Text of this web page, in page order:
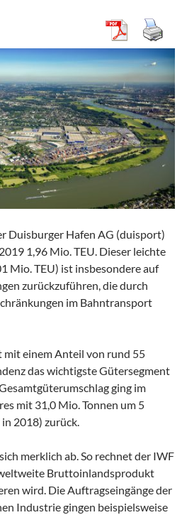
Duisburger Hafen AG (duisport)
1,96 Mio. TEU. Dieser leichte
Mio. TEU) ist insbesondere auf
zurückzuführen, die durch
im Bahntransport
mit einem Anteil von rund 55
das wichtigste Gütersegment
ging im
mit 31,0 Mio. Tonnen um 5
2018) zurück.
merklich ab. So rechnet der IWF
Bruttoinlandsprodukt
wird. Die Auftragseingänge der
Industrie gingen beispielsweise